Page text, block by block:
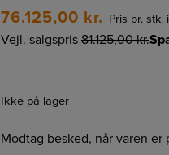
76.125,00 kr. Pris pr. stk.
Vejl. salgspris 81.125,00kr.
Ikke på lager
Modtag besked, når varen er